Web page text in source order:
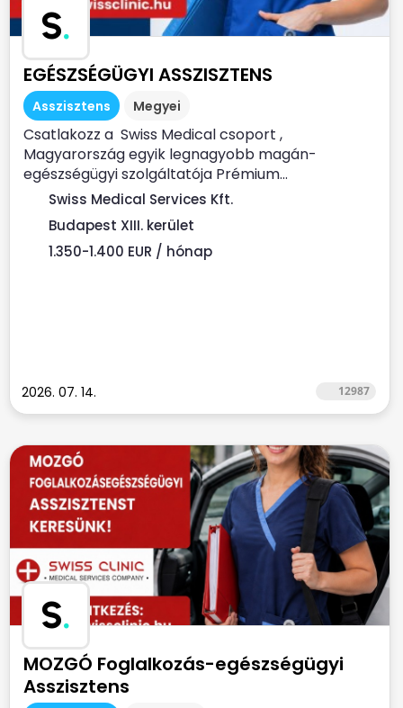
S.
EGÉSZSÉGÜGYI ASSZISZTENS
Asszisztens Megyei
Csatlakozz a Swiss Medical csoport ,
Magyarország egyik legnagyobb magán-
egészségügyi szolgáltatója Prémium...
Swiss Medical Services Kft.
Budapest XIII. kerület
1.350-1.400 EUR / hónap
2026. 07. 14. 12987
S.
MOZGÓ Foglalkozás-egészségügyi
Asszisztens